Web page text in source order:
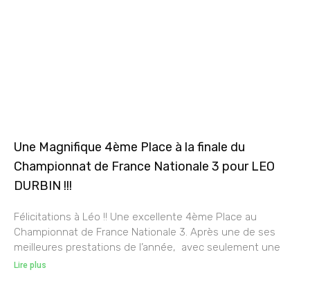
Une Magnifique 4ème Place à la finale du
Championnat de France Nationale 3 pour LEO
DURBIN !!!
Félicitations à Léo !! Une excellente 4ème Place au
Championnat de France Nationale 3. Après une de ses
meilleures prestations de l’année, avec seulement une
Lire plus